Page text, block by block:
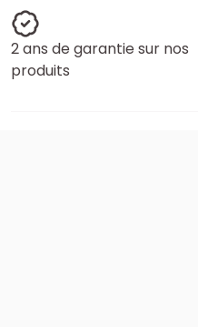
2 ans de garantie sur nos
produits